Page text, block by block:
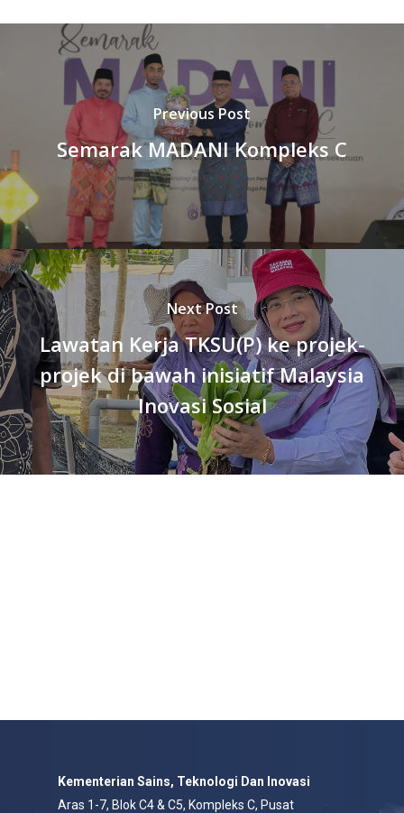
Previous Post
Semarak MADANI Kompleks C
Next Post
Lawatan Kerja TKSU(P) ke projek-
projek di bawah inisiatif Malaysia
Inovasi Sosial
Kementerian Sains, Teknologi Dan Inovasi
Aras 1-7, Blok C4 & C5, Kompleks C, Pusat